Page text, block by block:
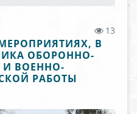
13
В
ОБОРОННО-
ВОЕННО-
РАБОТЫ